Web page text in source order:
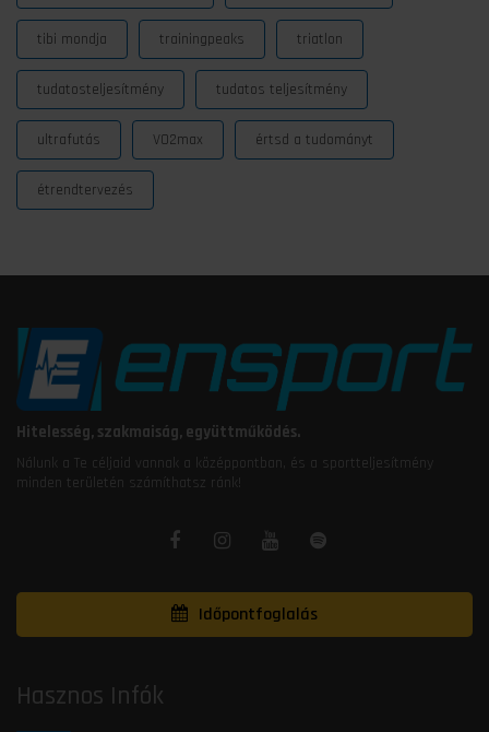
tibi mondja trainingpeaks triatlon
tudatosteljesítmény tudatos teljesítmény
ultrafutás VO2max értsd a tudományt
étrendtervezés
Hitelesség, szakmaiság, együttműködés.
Nálunk a Te céljaid vannak a középpontban, és a sportteljesítmény
minden területén számíthatsz ránk!
Időpontfoglalás
Hasznos Infók